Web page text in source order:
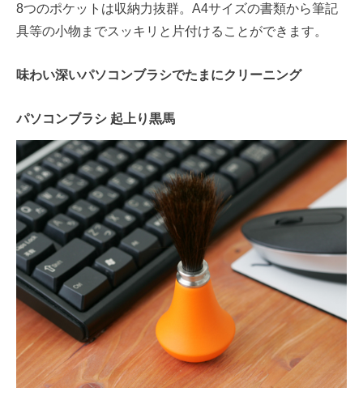
8つのポケットは収納力抜群。A4サイズの書類から筆記
具等の小物までスッキリと片付けることができます。
味わい深いパソコンブラシでたまにクリーニング
パソコンブラシ 起上り黒馬